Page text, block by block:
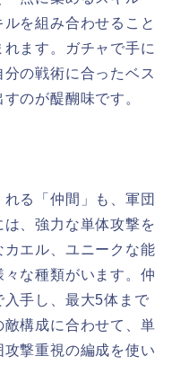
を組み合わせること
ます。ガチャで手に
の戦術に合ったベス
のが醍醐味です。
る「仲間」も、軍団
、強力な単体攻撃を
エル、ユニークな能
な種類がいます。仲
入手し、最大5体まで
構成に合わせて、単
撃重視の編成を使い